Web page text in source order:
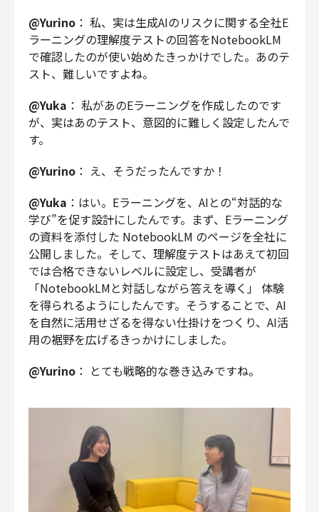
@Yurino ： 私、実は生成AIのリスクに関する全社E
ラーニングの理解度テストの回答をNotebookLM
で確認したのが使い始めたきっかけでした。あのテ
スト、難しいですよね。
@Yuka ： 私があのEラーニングを作成したのです
が、実はあのテスト、意図的に難しく設定したんで
す。
@Yurino ： え、そうだったんですか！
@Yuka ：はい。Eラーニングを、AIとの“対話的な
学び”を促す設計にしたんです。まず、Eラーニング
の資料を添付した NotebookLM のページを全社に
公開しました。そして、理解度テストはあえて初回
では合格できないレベルに設定し、受講者が
「NotebookLMと対話しながら答えを導く」 体験
を得られるようにしたんです。そうすることで、AI
を自然に活用せざるを得ない仕掛けをつくり、AI活
用の裾野を広げるきっかけにしました。
@Yurino ： とても戦略的な巻き込みですね。